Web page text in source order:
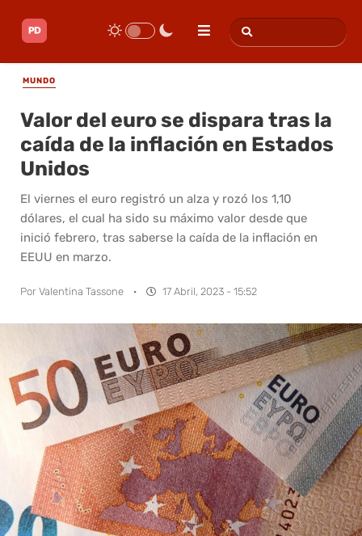
MUNDO
Valor del euro se dispara tras la
caída de la inflación en Estados
Unidos
El viernes el euro registró un alza y rozó los 1,10
dólares, el cual ha sido su máximo valor desde que
inició febrero, tras saberse la caída de la inflación en
EEUU en marzo.
Por Valentina Tassone · 17 Abril, 2023 - 15:52